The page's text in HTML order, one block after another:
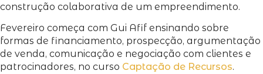
construção colaborativa de um empreendimento.
Fevereiro começa com Gui Afif ensinando sobre
formas de financiamento, prospecção, argumentação
de venda, comunicação e negociação com clientes e
patrocinadores, no curso Captação de Recursos.